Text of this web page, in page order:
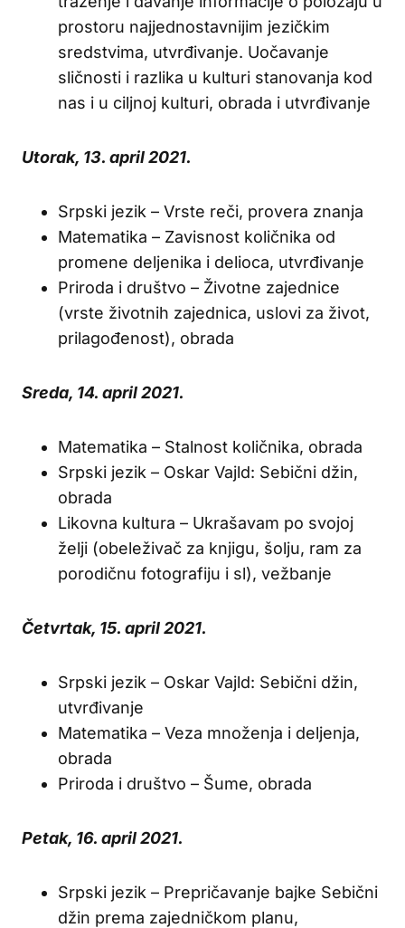
prostoru najjednostavnijim jezičkim
sredstvima, utvrđivanje. Uočavanje
sličnosti i razlika u kulturi stanovanja kod
nas i u ciljnoj kulturi, obrada i utvrđivanje
Utorak, 13. april 2021.
Srpski jezik – Vrste reči, provera znanja
Matematika – Zavisnost količnika od
promene deljenika i delioca, utvrđivanje
Priroda i društvo – Životne zajednice
(vrste životnih zajednica, uslovi za život,
prilagođenost), obrada
Sreda, 14. april 2021.
Matematika – Stalnost količnika, obrada
Srpski jezik – Oskar Vajld: Sebični džin,
obrada
Likovna kultura – Ukrašavam po svojoj
želji (obeleživač za knjigu, šolju, ram za
porodičnu fotografiju i sl), vežbanje
Četvrtak, 15. april 2021.
Srpski jezik – Oskar Vajld: Sebični džin,
utvrđivanje
Matematika – Veza množenja i deljenja,
obrada
Priroda i društvo – Šume, obrada
Petak, 16. april 2021.
Srpski jezik – Prepričavanje bajke Sebični
džin prema zajedničkom planu,